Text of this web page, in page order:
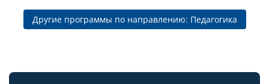
Другие программы по направлению: Педагогика